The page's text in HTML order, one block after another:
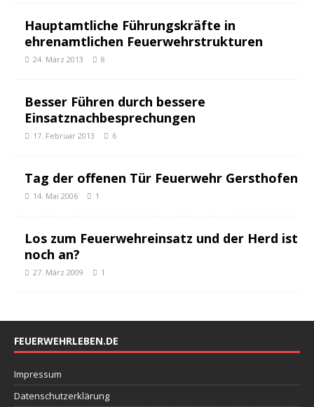
Hauptamtliche Führungskräfte in
ehrenamtlichen Feuerwehrstrukturen
24. März 2013 8
Besser Führen durch bessere
Einsatznachbesprechungen
17. Februar 2013 6
Tag der offenen Tür Feuerwehr Gersthofen
14. Mai 2006 1
Los zum Feuerwehreinsatz und der Herd ist
noch an?
27. März 2009 1
FEUERWEHRLEBEN.DE
Impressum
Datenschutzerklärung